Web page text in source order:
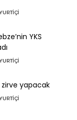
YKS
zirve yapacak